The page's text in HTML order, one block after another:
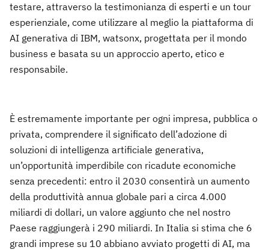
testare, attraverso la testimonianza di esperti e un tour
esperienziale, come utilizzare al meglio la piattaforma di
AI generativa di IBM, watsonx, progettata per il mondo
business e basata su un approccio aperto, etico e
responsabile.
È estremamente importante per ogni impresa, pubblica o
privata, comprendere il significato dell’adozione di
soluzioni di intelligenza artificiale generativa,
un’opportunità imperdibile con ricadute economiche
senza precedenti: entro il 2030 consentirà un aumento
della produttività annua globale pari a circa 4.000
miliardi di dollari, un valore aggiunto che nel nostro
Paese raggiungerà i 290 miliardi. In Italia si stima che 6
grandi imprese su 10 abbiano avviato progetti di AI, ma